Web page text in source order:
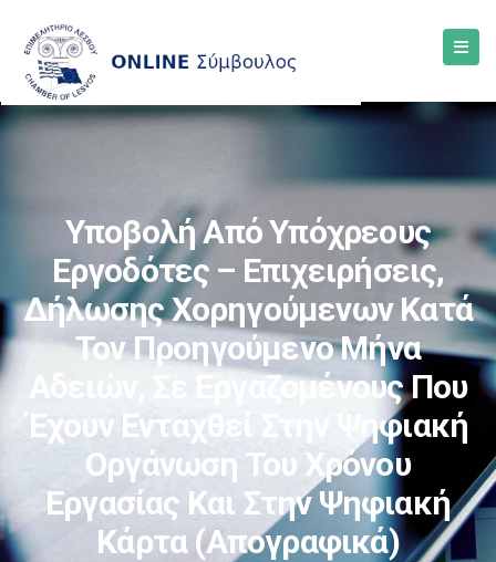
Υποβολή Από Υπόχρεους
Εργοδότες – Επιχειρήσεις,
Δήλωσης Χορηγούμενων Κατά
Τον Προηγούμενο Μήνα
Αδειών, Σε Εργαζομένους Που
Έχουν Ενταχθεί Στην Ψηφιακή
Οργάνωση Του Χρόνου
Εργασίας Και Στην Ψηφιακή
Κάρτα (απογραφικά)